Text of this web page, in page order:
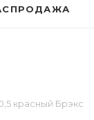
красный Брэкс